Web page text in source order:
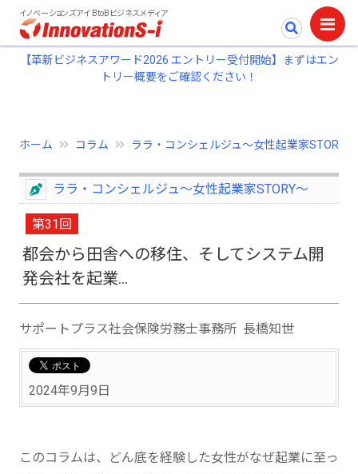
イノベーションズアイ BtoBビジネスメディア
【革新ビジネスアワード2026 エントリー受付開始】まずはエン
トリー概要をご確認ください！
ホーム コラム ララ・コンシェルジュ～女性起業家STORY
ララ・コンシェルジュ～女性起業家STORY～
第31回
都会から田舎への移住、そしてシステム開
発会社を起業...
サポートプラス社会保険労務士事務所 長橋知世
2024年9月9日
このコラムは、どん底を経験した女性がなぜ起業に至っ